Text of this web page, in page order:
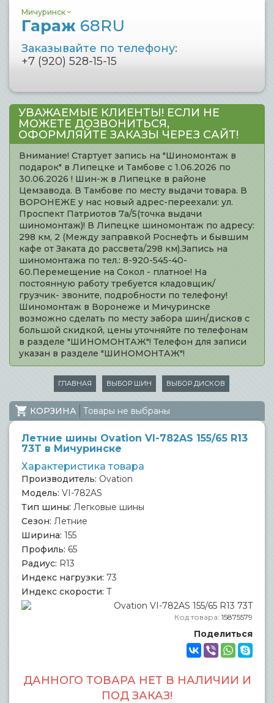
Мичуринск
Гараж 68RU
Заказывайте по телефону:
+7 (920) 528-15-15
УВАЖАЕМЫЕ КЛИЕНТЫ! ЕСЛИ НЕ
МОЖЕТЕ ДОЗВОНИТЬСЯ,
ОФОРМЛЯЙТЕ ЗАКАЗЫ ЧЕРЕЗ САЙТ!
Внимание! Стартует запись на "Шиномонтаж в
подарок" в Липецке и Тамбове с 1.06.2026 по
30.06.2026 ! Шин-ж в Липецке в районе
Цемзавода. В Тамбове по месту выдачи товара. В
ВОРОНЕЖЕ у нас новый адрес-переехали: ул.
Проспект Патриотов 7а/5(точка выдачи
шиномонтаж)! В Липецке шиномонтаж по адресу:
298 км, 2 (Между заправкой Роснефть и бывшим
кафе от Заката до рассвета/298 км).Запись на
шиномонтажа по тел.: 8-920-545-40-
60.Перемещение на Сокол - платное! На
постоянную работу требуется кладовщик/
грузчик- звоните, подробности по телефону!
Шиномонтаж в Воронеже и Мичуринске
возможно сделать по месту забора шин/дисков с
большой скидкой, цены уточняйте по телефонам
в разделе "ШИНОМОНТАЖ"! Телефон для записи
указан в разделе "ШИНОМОНТАЖ"!
ГЛАВНАЯ ВЫБОР ШИН ВЫБОР ДИСКОВ
КОРЗИНА Товары не выбраны
Летние шины Ovation VI-782AS 155/65 R13
73T в Мичуринске
Характеристика товара
Производитель: Ovation
Модель: VI-782AS
Тип шины: Легковые шины
Сезон: Летние
Ширина: 155
Профиль: 65
Радиус: R13
Индекс нагрузки: 73
Индекс скорости: T
Код товара: 15875579
Поделиться
ДАННОГО ТОВАРА НЕТ В НАЛИЧИИ И
ПОД ЗАКАЗ!